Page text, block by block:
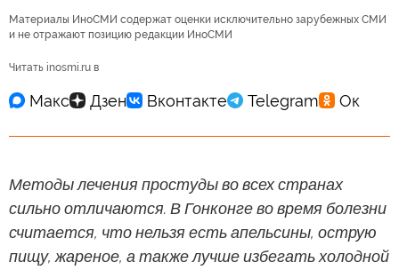
Материалы ИноСМИ содержат оценки исключительно зарубежных СМИ
и не отражают позицию редакции ИноСМИ
Читать inosmi.ru в
Методы лечения простуды во всех странах
сильно отличаются. В Гонконге во время болезни
считается, что нельзя есть апельсины, острую
пищу, жареное, а также лучше избегать холодной